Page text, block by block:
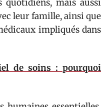
quotidiens, mais aussi
leur famille, ainsi que
impliqués dans
de soins : pourquoi